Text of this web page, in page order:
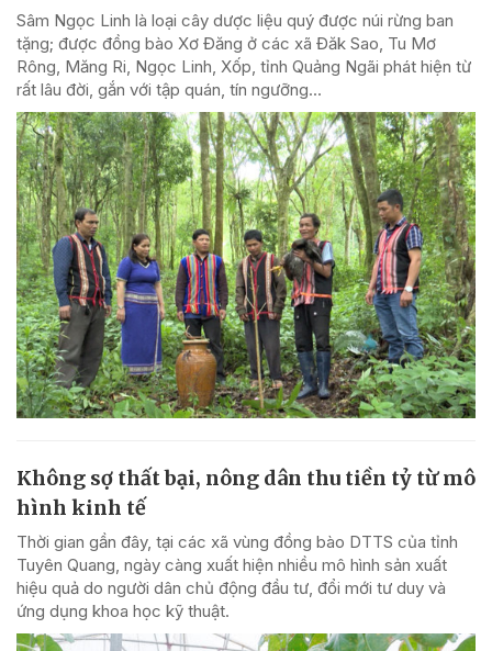
Sâm Ngọc Linh là loại cây dược liệu quý được núi rừng ban
tặng; được đồng bào Xơ Đăng ở các xã Đăk Sao, Tu Mơ
Rông, Măng Ri, Ngọc Linh, Xốp, tỉnh Quảng Ngãi phát hiện từ
rất lâu đời, gắn với tập quán, tín ngưỡng...
Không sợ thất bại, nông dân thu tiền tỷ từ mô
hình kinh tế
Thời gian gần đây, tại các xã vùng đồng bào DTTS của tỉnh
Tuyên Quang, ngày càng xuất hiện nhiều mô hình sản xuất
hiệu quả do người dân chủ động đầu tư, đổi mới tư duy và
ứng dụng khoa học kỹ thuật.